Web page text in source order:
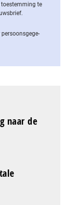
te
per­soons­ge­ge­
naar de